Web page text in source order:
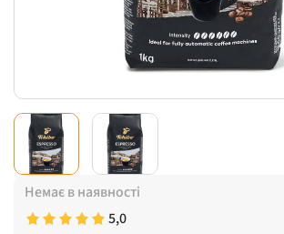
Немає в наявності
5,0